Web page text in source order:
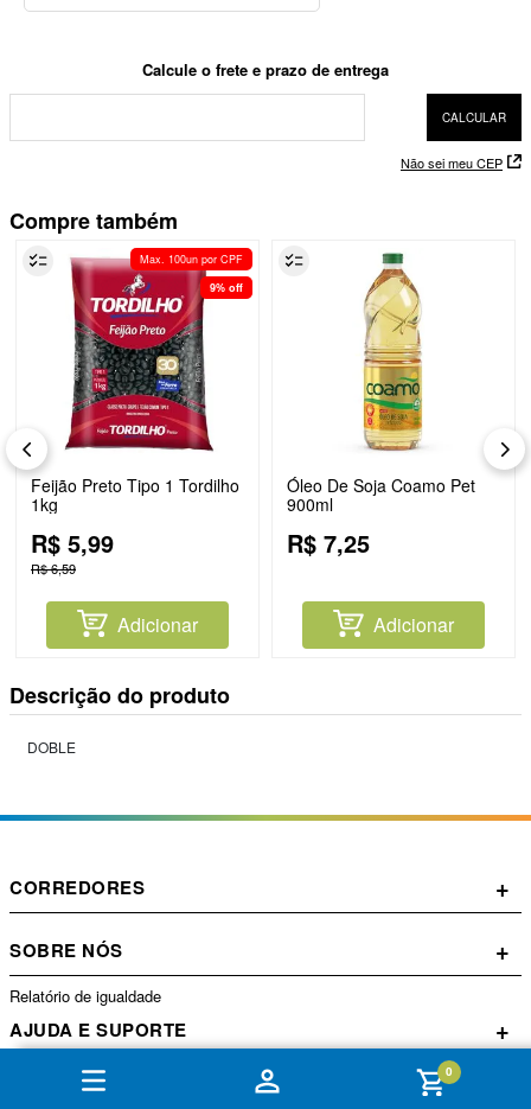
0
Não sei meu CEP
Compre também
Max. 100un por CPF
9% off
Feijão Preto Tipo 1 Tordilho
1kg
R$ 5,99
R$6,59
Adicionar
Óleo De Soja Coamo Pet
900ml
R$ 7,25
Adicionar
Descrição do produto
DOBLE
CORREDORES +
SOBRE NÓS +
Relatório de igualdade
AJUDA E SUPORTE +